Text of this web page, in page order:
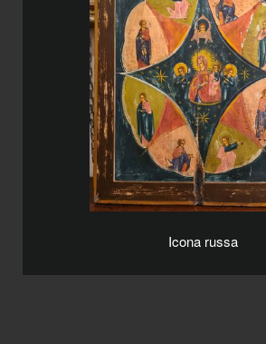
Icona russa